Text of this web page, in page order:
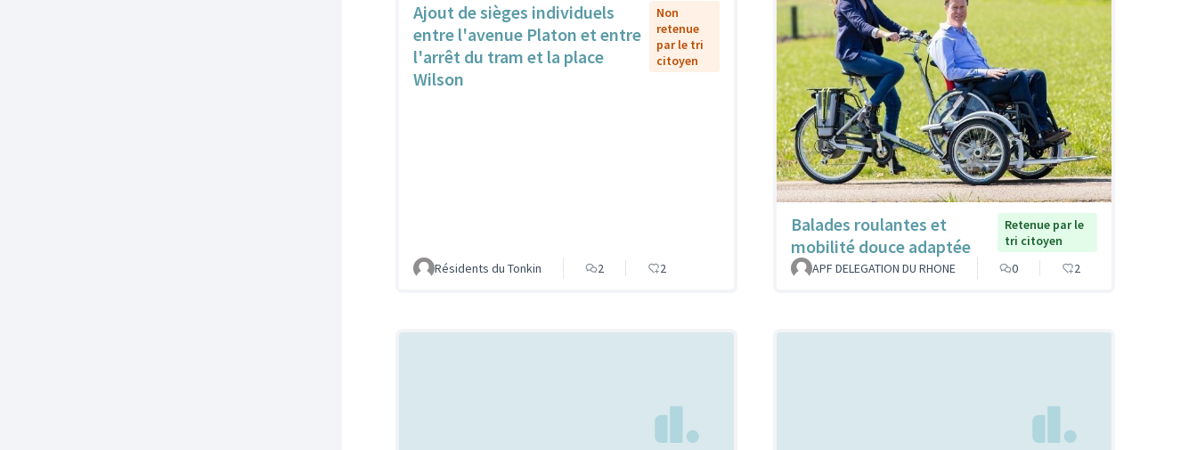
Ajout de sièges individuels
entre l'avenue Platon et entre
l'arrêt du tram et la place
Wilson
Non
retenue
par le tri
citoyen
Résidents du Tonkin 2 2
Balades roulantes et
mobilité douce adaptée
Retenue par le
tri citoyen
APF DELEGATION DU RHONE
0 2